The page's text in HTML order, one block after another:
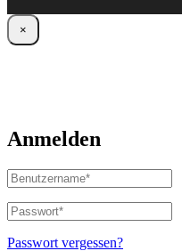
×
Anmelden
Benutzername
oder
E-
Mail-
Adresse*
Passwort*
Erforderlich
Passwort vergessen?